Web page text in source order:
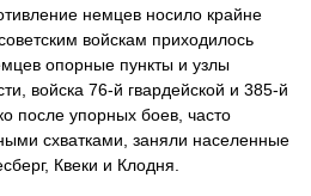
немцев носило крайне
войскам приходилось
опорные пункты и узлы
войска 76-й гвардейской и 385-й
после упорных боев, часто
схватками, заняли населенные
Квеки и Клодня.